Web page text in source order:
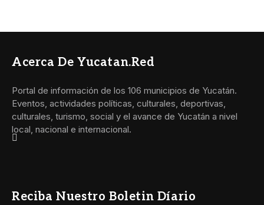
Acerca De Yucatan.red
Portal de información de los 106 municipios de Yucatán.
Eventos, actividades políticas, culturales, deportivas,
culturales, turismo, social y el avance de Yucatán a nivel
local, nacional e internacional.
Reciba Nuestro Boletin Díario